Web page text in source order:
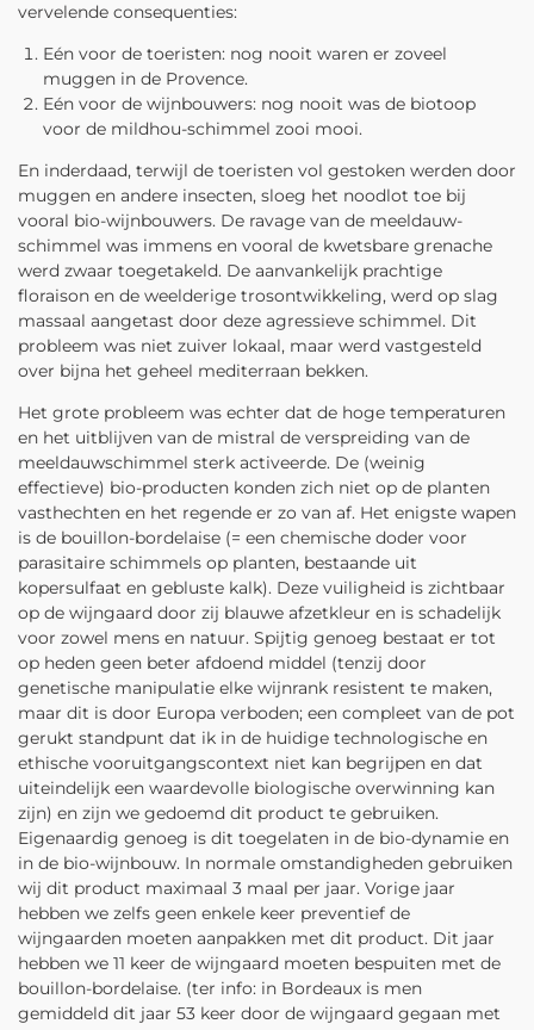
vervelende consequenties:
Eén voor de toeristen: nog nooit waren er zoveel
muggen in de Provence.
Eén voor de wijnbouwers: nog nooit was de biotoop
voor de mildhou-schimmel zooi mooi.
En inderdaad, terwijl de toeristen vol gestoken werden door
muggen en andere insecten, sloeg het noodlot toe bij
vooral bio-wijnbouwers. De ravage van de meeldauw-
schimmel was immens en vooral de kwetsbare grenache
werd zwaar toegetakeld. De aanvankelijk prachtige
floraison en de weelderige trosontwikkeling, werd op slag
massaal aangetast door deze agressieve schimmel. Dit
probleem was niet zuiver lokaal, maar werd vastgesteld
over bijna het geheel mediterraan bekken.
Het grote probleem was echter dat de hoge temperaturen
en het uitblijven van de mistral de verspreiding van de
meeldauwschimmel sterk activeerde. De (weinig
effectieve) bio-producten konden zich niet op de planten
vasthechten en het regende er zo van af. Het enigste wapen
is de bouillon-bordelaise (= een chemische doder voor
parasitaire schimmels op planten, bestaande uit
kopersulfaat en gebluste kalk). Deze vuiligheid is zichtbaar
op de wijngaard door zij blauwe afzetkleur en is schadelijk
voor zowel mens en natuur. Spijtig genoeg bestaat er tot
op heden geen beter afdoend middel (tenzij door
genetische manipulatie elke wijnrank resistent te maken,
maar dit is door Europa verboden; een compleet van de pot
gerukt standpunt dat ik in de huidige technologische en
ethische vooruitgangscontext niet kan begrijpen en dat
uiteindelijk een waardevolle biologische overwinning kan
zijn) en zijn we gedoemd dit product te gebruiken.
Eigenaardig genoeg is dit toegelaten in de bio-dynamie en
in de bio-wijnbouw. In normale omstandigheden gebruiken
wij dit product maximaal 3 maal per jaar. Vorige jaar
hebben we zelfs geen enkele keer preventief de
wijngaarden moeten aanpakken met dit product. Dit jaar
hebben we 11 keer de wijngaard moeten bespuiten met de
bouillon-bordelaise. (ter info: in Bordeaux is men
gemiddeld dit jaar 53 keer door de wijngaard gegaan met